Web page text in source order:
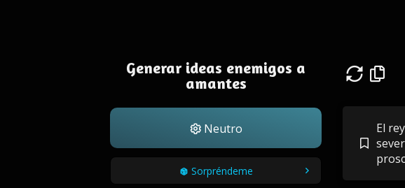
Generar ideas enemigos a
amantes
Neutro
Sorpréndeme
El